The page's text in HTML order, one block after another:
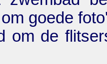
goede
om de